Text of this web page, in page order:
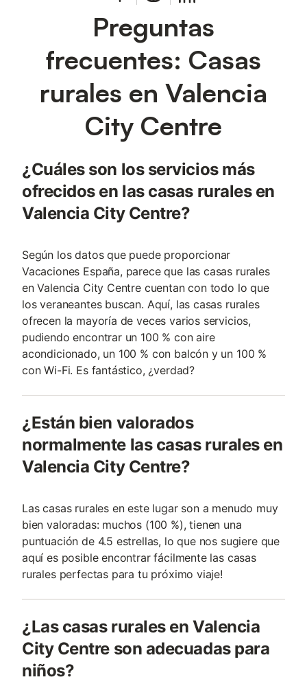
Preguntas
frecuentes: Casas
rurales en Valencia
City Centre
¿Cuáles son los servicios más
ofrecidos en las casas rurales en
Valencia City Centre?
Según los datos que puede proporcionar
Vacaciones España, parece que las casas rurales
en Valencia City Centre cuentan con todo lo que
los veraneantes buscan. Aquí, las casas rurales
ofrecen la mayoría de veces varios servicios,
pudiendo encontrar un 100 % con aire
acondicionado, un 100 % con balcón y un 100 %
con Wi-Fi. Es fantástico, ¿verdad?
¿Están bien valorados
normalmente las casas rurales en
Valencia City Centre?
Las casas rurales en este lugar son a menudo muy
bien valoradas: muchos (100 %), tienen una
puntuación de 4.5 estrellas, lo que nos sugiere que
aquí es posible encontrar fácilmente las casas
rurales perfectas para tu próximo viaje!
¿Las casas rurales en Valencia
City Centre son adecuadas para
niños?